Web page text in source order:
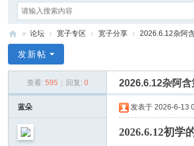
净
心
» 论坛 › 宽子专区 › 宽子分享 › 2026.6.12杂阿
发新帖
查看: 595 回复: 0 2026.6.12杂阿
蓝朵 发表于 2026-6-13
2026.6.12初学